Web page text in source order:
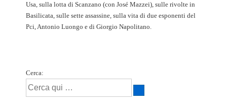
Usa, sulla lotta di Scanzano (con José Mazzei), sulle rivolte in
Basilicata, sulle sette assassine, sulla vita di due esponenti del
Pci, Antonio Luongo e di Giorgio Napolitano.
Cerca: